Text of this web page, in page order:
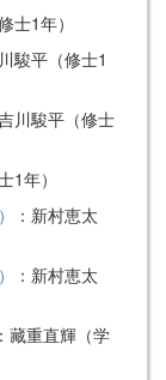
士1年）
駿平（修士1
川駿平（修士
1年）
：新村恵太
：新村恵太
：藏重直輝（学